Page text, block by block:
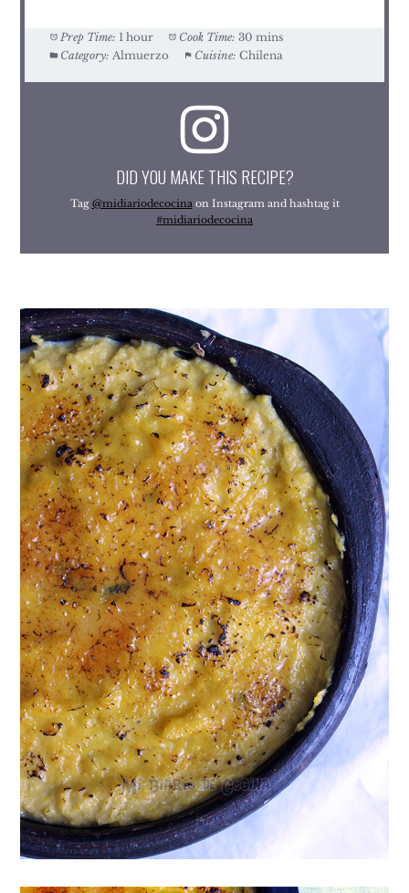
Prep Time: 1 hour Cook Time: 30 mins
Category: Almuerzo Cuisine: Chilena
DID YOU MAKE THIS RECIPE?
Tag @midiariodecocinaon Instagram and hashtag it
#midiariodecocina